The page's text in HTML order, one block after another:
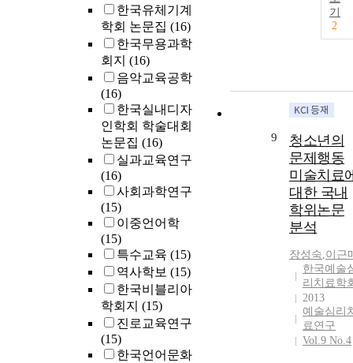
한국유체기계
학회 논문집 (16)
한국무용과학
회지 (16)
음악교육공학
(16)
한국실내디자
인학회 학술대회
논문집 (16)
실과교육연구
(16)
사회과학연구
(15)
이중언어학
(15)
특수교육 (15)
역사학보 (15)
한국비블리아
학회지 (15)
진로교육연구
(15)
한국언어문화
기
2
9
청소년의
문제행동
미술치료
대한 국내
학위논문
분석
장성숙,이근
한국예술
리치료학
2013
예술심리
료연구
Vol.9 No.4